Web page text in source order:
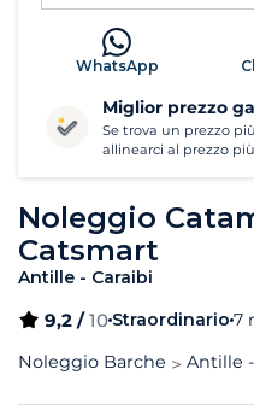
Noleggio
Catsmart
Antille - Caraibi
9,2 /10 Straordinario 7
Noleggio Barche
Antille
WhatsApp
Miglior prezzo
Se trova un prezzo
allinearci al prezzo